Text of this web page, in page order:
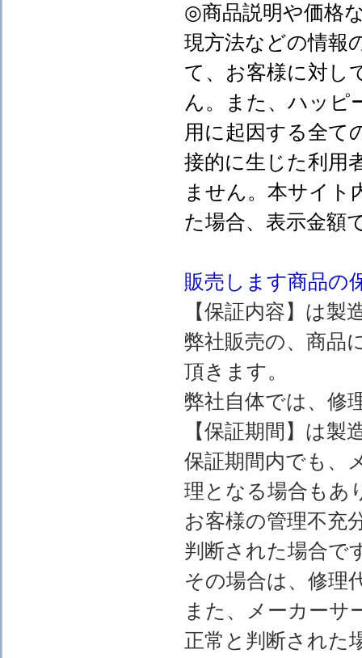
◎商品説明や価格
現方法などの情報
て、お客様に対し
ん。また、ハッピ
用に起因する全て
接的に生じた利用
ません。本サイト
た場合、表示金
販売します商品の
【保証内容】は
弊社販売の、商品
頂きます。
弊社自体では、修
【保証期間】は
保証期間内でも、
理となる場合もあ
お客様の管理不充
判断された場合で
その場合は、修理
また、メーカーサ
正常と判断された